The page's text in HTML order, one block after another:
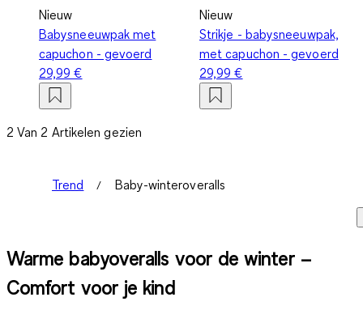
Nieuw
Babysneeuwpak met
capuchon - gevoerd
29,99 €
Nieuw
Strikje - babysneeuwpak,
met capuchon - gevoerd
29,99 €
2 Van 2 Artikelen gezien
Trend Baby-winteroveralls
Warme babyoveralls voor de winter –
Comfort voor je kind